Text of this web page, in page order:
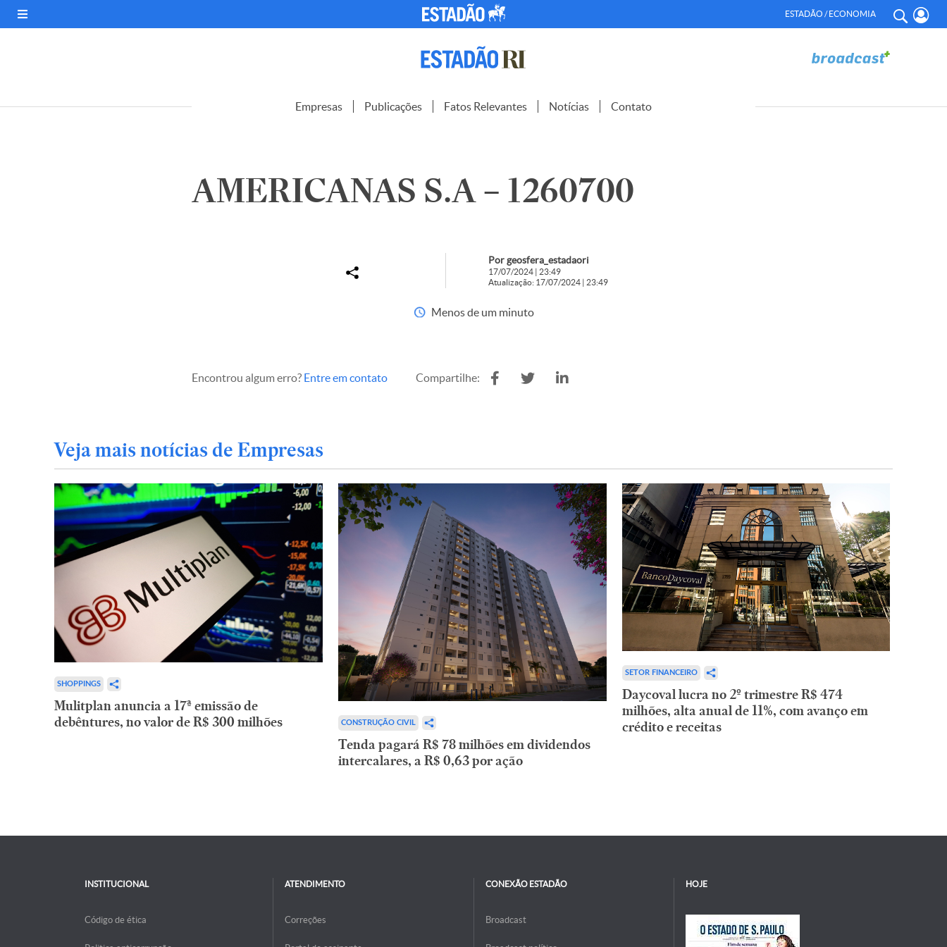
ESTADÃO / ECONOMIA
Empresas Publicações Fatos Relevantes Notícias Contato
AMERICANAS S.A – 1260700
Por geosfera_estadaori
17/07/2024 | 23:49
Atualização: 17/07/2024 | 23:49
Menos de um minuto
Encontrou algum erro? Entre em contato Compartilhe:
Veja mais notícias de Empresas
SHOPPINGS
Mulitplan anuncia a 17ª emissão de
debêntures, no valor de R$ 300 milhões
CONSTRUÇÃO CIVIL
Tenda pagará R$ 78 milhões em dividendos
intercalares, a R$ 0,63 por ação
SETOR FINANCEIRO
Daycoval lucra no 2º trimestre R$ 474
milhões, alta anual de 11%, com avanço em
crédito e receitas
INSTITUCIONAL
Código de ética
ATENDIMENTO
Correções
CONEXÃO ESTADÃO
Broadcast
HOJE